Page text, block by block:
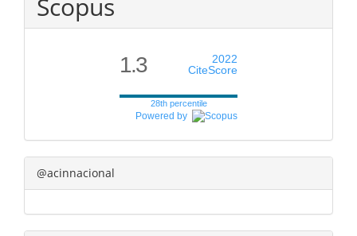
1.3
2022
CiteScore
28th percentile
Powered by
@acinnacional